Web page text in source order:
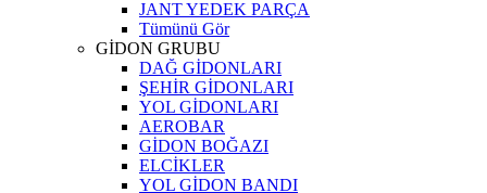
JANT YEDEK PARÇA
Tümünü Gör
GİDON GRUBU
DAĞ GİDONLARI
ŞEHİR GİDONLARI
YOL GİDONLARI
AEROBAR
GİDON BOĞAZI
ELCİKLER
YOL GİDON BANDI